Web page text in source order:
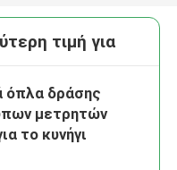
τιμή για
όπλα δράσης
μετρητών
το κυνήγι